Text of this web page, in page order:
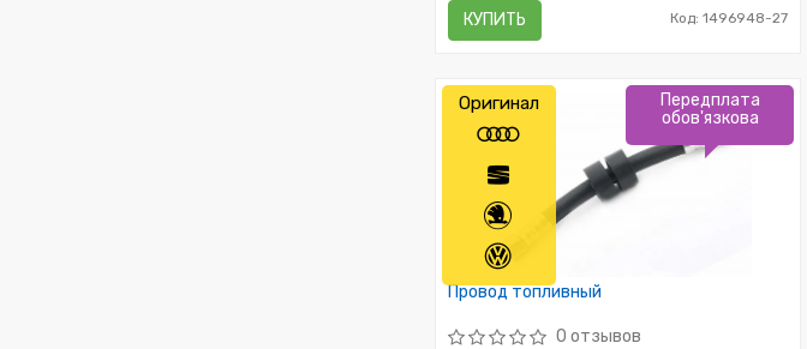
КУПИТЬ Код: 1496948-27
Провод топливный
0 отзывов
Передплата
обов'язкова
Оригинал